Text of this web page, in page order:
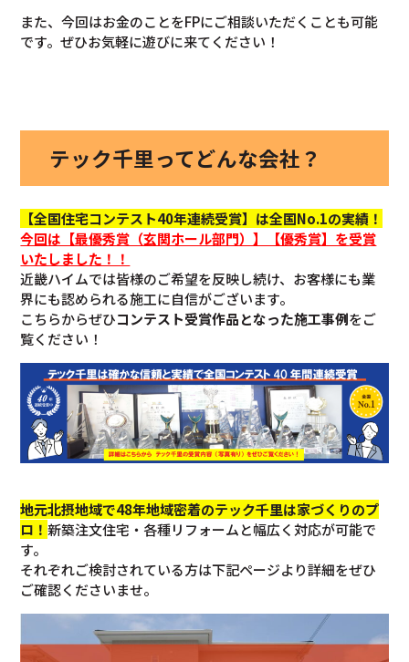
また、今回はお金のことをFPにご相談いただくことも可能
です。ぜひお気軽に遊びに来てください！
テック千里ってどんな会社？
【全国住宅コンテスト40年連続受賞】は全国No.1の実績！
今回は【最優秀賞（玄関ホール部門）】【優秀賞】を受賞
いたしました！！
近畿ハイムでは皆様のご希望を反映し続け、お客様にも業
界にも認められる施工に自信がございます。
こちらからぜひコンテスト受賞作品となった施工事例をご
覧ください！
地元北摂地域で48年地域密着のテック千里は家づくりのプ
ロ！新築注文住宅・各種リフォームと幅広く対応が可能で
す。
それぞれご検討されている方は下記ページより詳細をぜひ
ご確認くださいませ。